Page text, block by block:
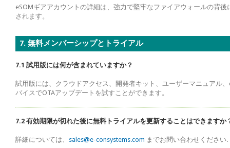
eSOMギアアカウントの詳細は、強力で堅牢なファイアウォールの背
されます。
7. 無料メンバーシップとトライアル
7.1 試用版には何が含まれていますか？
試用版には、クラウドアクセス、開発者キット、ユーザーマニュアル
バイスでOTAアップデートを試すことができます。
7.2 有効期限が切れた後に無料トライアルを更新することはできますか
詳細については、 sales@e-consystems.com までお問い合わせください.